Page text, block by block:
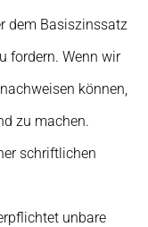
dem Basiszinssatz
fordern. Wenn wir
können,
zu machen.
schriftlichen
unbare